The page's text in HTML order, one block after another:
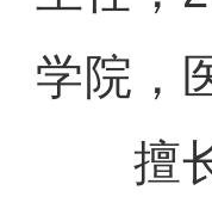
学院，
擅长